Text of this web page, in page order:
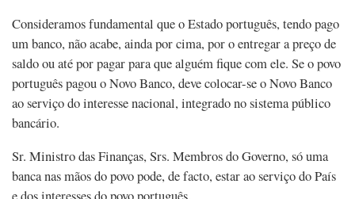
Consideramos fundamental que o Estado português, tendo pago
um banco, não acabe, ainda por cima, por o entregar a preço de
saldo ou até por pagar para que alguém fique com ele. Se o povo
português pagou o Novo Banco, deve colocar-se o Novo Banco
ao serviço do interesse nacional, integrado no sistema público
bancário.
Sr. Ministro das Finanças, Srs. Membros do Governo, só uma
banca nas mãos do povo pode, de facto, estar ao serviço do País